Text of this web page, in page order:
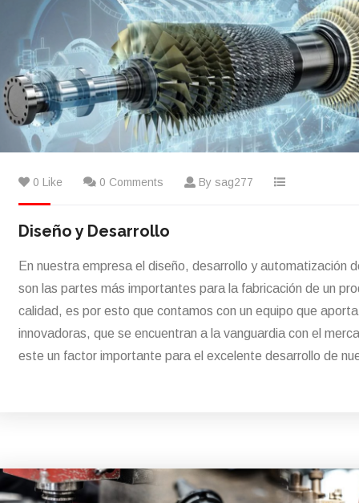
0 Like 0 Comments By sag277
Diseño y Desarrollo
En nuestra empresa el diseño, desarrollo y automatización
son las partes más importantes para la fabricación de un
calidad, es por esto que contamos con un equipo que
innovadoras, que se encuentran a la vanguardia con el
este un factor importante para el excelente desarrollo de